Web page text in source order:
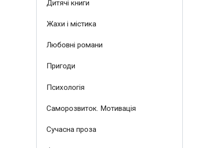
Дитячі книги
Жахи і містика
Любовні романи
Пригоди
Психологія
Саморозвиток. Мотивація
Сучасна проза